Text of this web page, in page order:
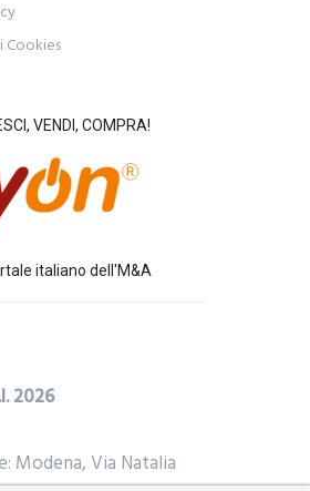
Cookies
VENDI, COMPRA!
italiano dell'M&A
2026
Modena, Via Natalia